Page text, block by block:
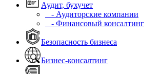
Аудит, бухучет
- Аудиторские компании
- Финансовый консалтинг
Безопасность бизнеса
Бизнес-консалтинг